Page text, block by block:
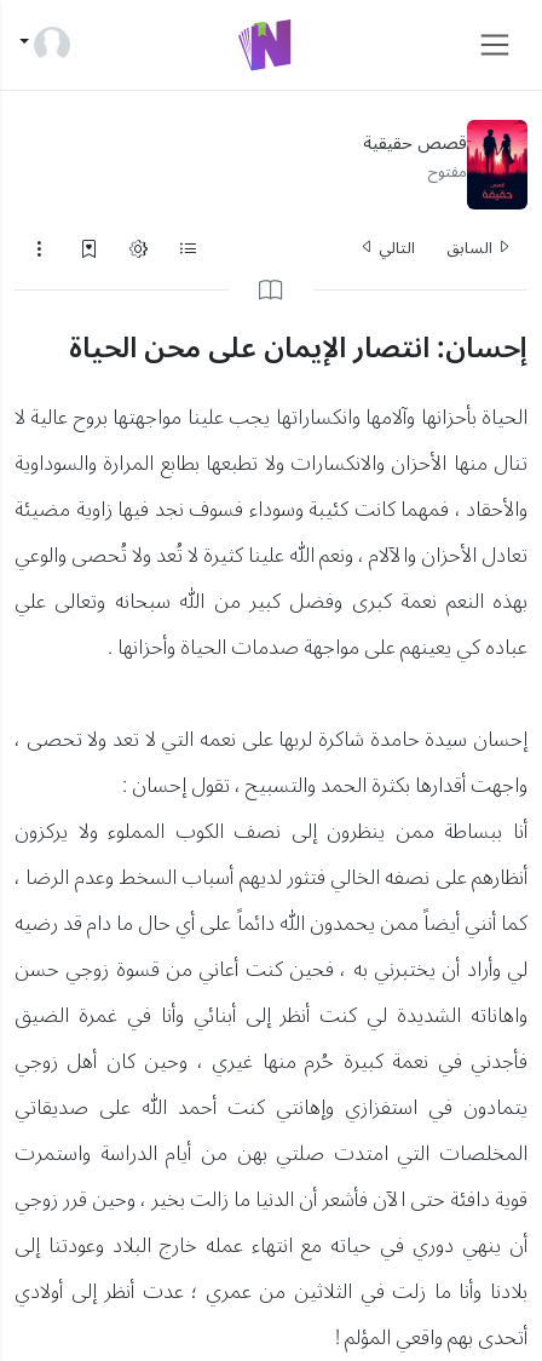
قصص حقيقية
مفتوح
السابق التالي
إحسان: انتصار الإيمان على محن الحياة
الحياة بأحزانها وآلامها وانكساراتها يجب علينا مواجهتها بروح عالية لا
تنال منها الأحزان والانكسارات ولا تطبعها بطابع المرارة والسوداوية
والأحقاد ، فمهما كانت كئيبة وسوداء فسوف نجد فيها زاوية مضيئة
تعادل الأحزان والآلام ، ونعم الله علينا كثيرة لا تُعد ولا تُحصى والوعي
بهذه النعم نعمة كبرى وفضل كبير من الله سبحانه وتعالى علي
عباده كي يعينهم على مواجهة صدمات الحياة وأحزانها .
إحسان سيدة حامدة شاكرة لربها على نعمه التي لا تعد ولا تحصى ،
واجهت أقدارها بكثرة الحمد والتسبيح ، تقول إحسان :
أنا ببساطة ممن ينظرون إلى نصف الكوب المملوء ولا يركزون
أنظارهم على نصفه الخالي فتثور لديهم أسباب السخط وعدم الرضا ،
كما أنني أيضاً ممن يحمدون الله دائماً على أي حال ما دام قد رضيه
لي وأراد أن يختبرني به ، فحين كنت أعاني من قسوة زوجي حسن
واهاناته الشديدة لي كنت أنظر إلى أبنائي وأنا في غمرة الضيق
فأجدني في نعمة كبيرة حُرم منها غيري ، وحين كان أهل زوجي
يتمادون في استفزازي وإهانتي كنت أحمد الله على صديقاتي
المخلصات التي امتدت صلتي بهن من أيام الدراسة واستمرت
قوية دافئة حتى الآن فأشعر أن الدنيا ما زالت بخير ، وحين قرر زوجي
أن ينهي دوري في حياته مع انتهاء عمله خارج البلاد وعودتنا إلى
بلادنا وأنا ما زلت في الثلاثين من عمري ؛ عدت أنظر إلى أولادي
أتحدى بهم واقعي المؤلم !